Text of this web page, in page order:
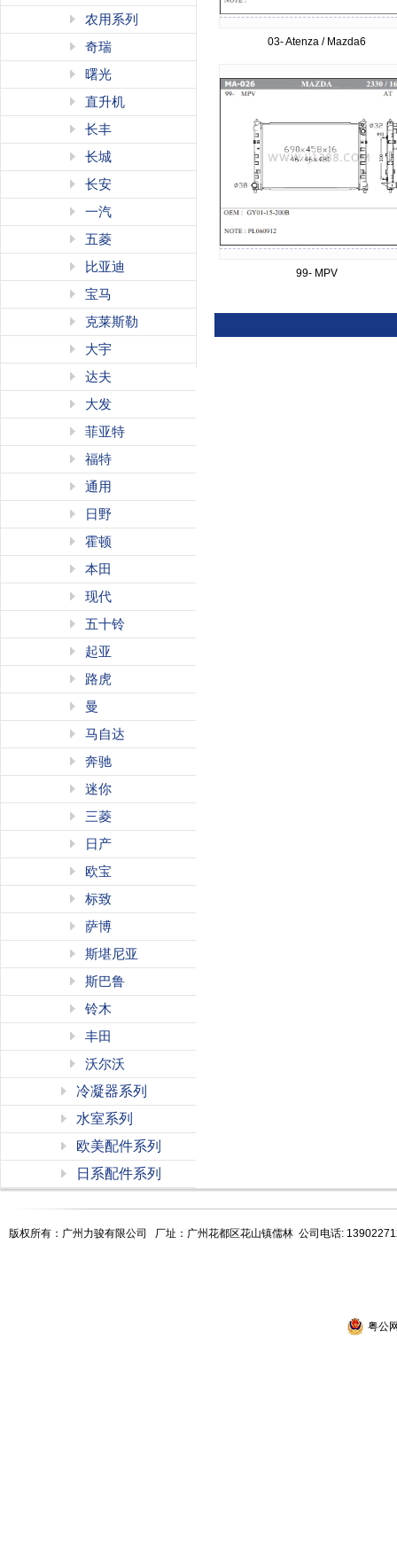
农用系列
奇瑞
曙光
直升机
长丰
长城
长安
一汽
五菱
比亚迪
宝马
克莱斯勒
大宇
达夫
大发
菲亚特
福特
通用
日野
霍顿
本田
现代
五十铃
起亚
路虎
曼
马自达
奔驰
迷你
三菱
日产
欧宝
标致
萨博
斯堪尼亚
斯巴鲁
铃木
丰田
沃尔沃
冷凝器系列
水室系列
欧美配件系列
日系配件系列
03- Atenza / Mazda6
99- MPV
版权所有：广州力骏有限公司 厂址：广州花都区花山镇儒林 公司电话:
粤公